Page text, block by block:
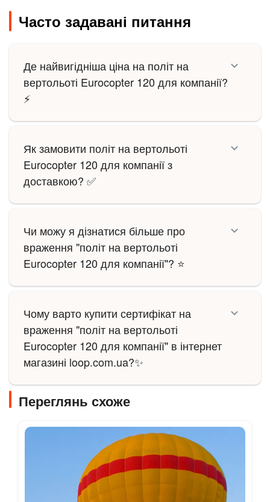
Часто задавані питання
Де найвигідніша ціна на політ на
вертольоті Eurocopter 120 для компанії?
⚡
Як замовити політ на вертольоті
Eurocopter 120 для компанії з
доставкою? ✅
Чи можу я дізнатися більше про
враження "політ на вертольоті
Eurocopter 120 для компанії"? ⭐
Чому варто купити сертифікат на
враження "політ на вертольоті
Eurocopter 120 для компанії" в інтернет
магазині loop.com.ua?✨
Переглянь схоже